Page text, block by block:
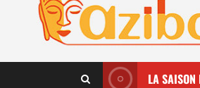
LA SAISON